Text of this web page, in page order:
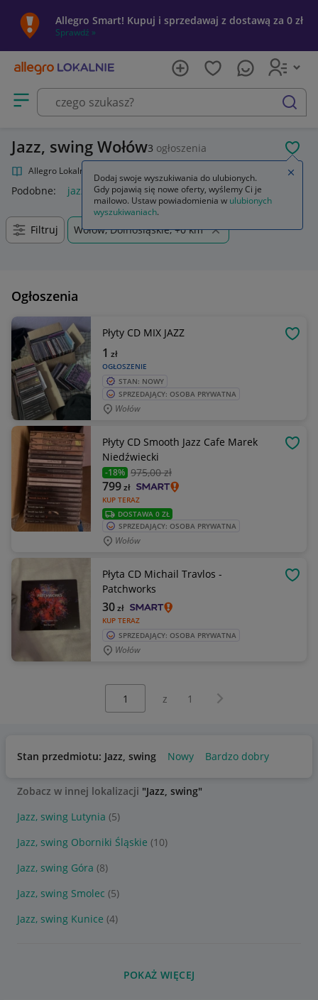
Allegro Smart! Kupuj i sprzedawaj z dostawą za 0 zł
Sprawdź »
Otwórz menu z kategoriami
szukaj
Jazz, swing Wołów3 ogłoszenia
Allegro Lokalnie
Podobne: jazz swing
Filtruj Wołów, Dolnośląskie, +0 km
Ogłoszenia
Płyty CD MIX JAZZ
OGŁOSZENIE
1 zł
STAN: NOWY
SPRZEDAJĄCY: OSOBA PRYWATNA
Wołów
Płyty CD Smooth Jazz Cafe Marek
Niedźwiecki
-18% 975,00 zł
KUP TERAZ
799zł
DOSTAWA 0 ZŁ
SPRZEDAJĄCY: OSOBA PRYWATNA
Wołów
Płyta CD Michail Travlos -
Patchworks
KUP TERAZ
30zł
SPRZEDAJĄCY: OSOBA PRYWATNA
Wołów
z 1 Następna strona
Stan przedmiotu: Jazz, swing Nowy Bardzo dobry
Zobacz w innej lokalizacji "Jazz, swing"
Jazz, swing Lutynia (5)
Jazz, swing Oborniki Śląskie (10)
Jazz, swing Góra (8)
Jazz, swing Smolec (5)
Jazz, swing Kunice (4)
POKAŻ WIĘCEJ
Dodaj swoje wyszukiwania do ulubionych.
Gdy pojawią się nowe oferty, wyślemy Ci je
mailowo. Ustaw powiadomienia w ulubionych
wyszukiwaniach.